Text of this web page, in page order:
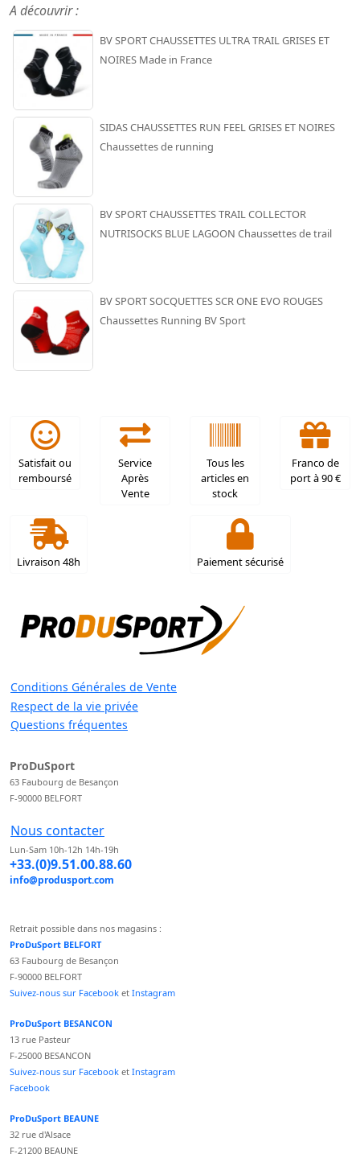
A découvrir :
BV SPORT CHAUSSETTES ULTRA TRAIL GRISES ET
NOIRES Made in France
SIDAS CHAUSSETTES RUN FEEL GRISES ET NOIRES
Chaussettes de running
BV SPORT CHAUSSETTES TRAIL COLLECTOR
NUTRISOCKS BLUE LAGOON Chaussettes de trail
BV SPORT SOCQUETTES SCR ONE EVO ROUGES
Chaussettes Running BV Sport
Satisfait ou
remboursé
Service
Après
Vente
Tous les
articles en
stock
Franco de
port à 90 €
Livraison 48h Paiement sécurisé
Conditions Générales de Vente
Respect de la vie privée
Questions fréquentes
ProDuSport
63 Faubourg de Besançon
F-90000 BELFORT
Nous contacter
Lun-Sam 10h-12h 14h-19h
+33.(0)9.51.00.88.60
info@produsport.com
Retrait possible dans nos magasins :
ProDuSport BELFORT
63 Faubourg de Besançon
F-90000 BELFORT
Suivez-nous sur Facebook et Instagram
ProDuSport BESANCON
13 rue Pasteur
F-25000 BESANCON
Suivez-nous sur Facebook et Instagram
Facebook
ProDuSport BEAUNE
32 rue d'Alsace
F-21200 BEAUNE